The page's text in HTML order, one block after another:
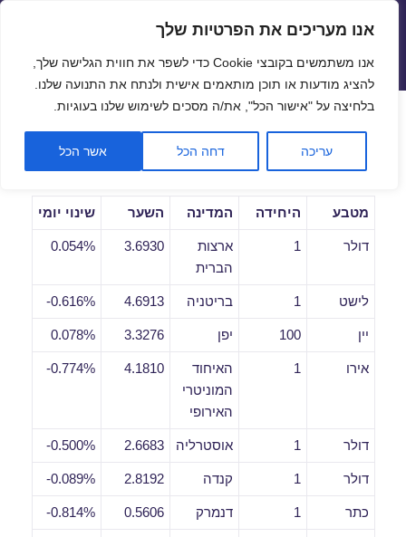
פתח
אנו מעריכים את הפרטיות שלך
אנו משתמשים בקובצי Cookie כדי לשפר את חווית הגלישה שלך,
להציג מודעות או תוכן מותאמים אישית ולנתח את התנועה שלנו.
בלחיצה על "אישור הכל", את/ה מסכים לשימוש שלנו בעוגיות.
עריכה דחה הכל אשר הכל
שערי חליפין יציגים – שער יציג
תפריטים
ווידג'טים
שערי חליפין יומיים לתאריך
15/08/2018
מטבע היחידה המדינה השער שינוי יומי
דולר 1
ארצות
הברית
3.6930
0.054%
לישט 1 בריטניה 4.6913
0.616%-
יין 100 יפן 3.3276
0.078%
אירו 1
האיחוד
המוניטרי
האירופי
4.1810
0.774%-
דולר 1 אוסטרליה 2.6683
0.500%-
דולר 1 קנדה 2.8192
0.089%-
כתר 1 דנמרק 0.5606
0.814%-